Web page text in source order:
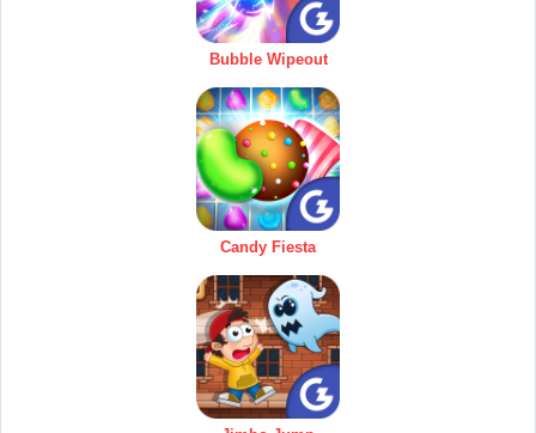
Bubble Wipeout
Candy Fiesta